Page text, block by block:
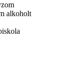
alkoholt